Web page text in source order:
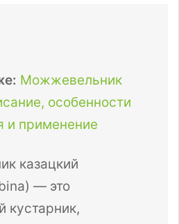
Можжевельник
особенности
и применение
казацкий
— это
кустарник,